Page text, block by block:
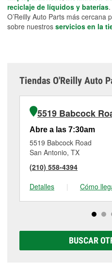
reciclaje de líquidos y baterías
O’Reilly Auto Parts más cercana
sobre nuestros servicios en la
Tiendas O'Reilly Auto
5519 Babcock
Abre a las 7:30am
5519 Babcock Road
San Antonio, TX
(210) 558-4394
Detalles
| Cómo
BUSCAR